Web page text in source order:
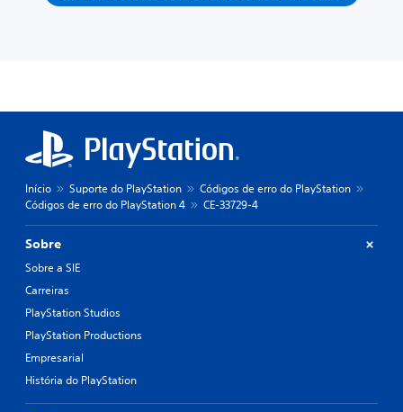
Início Suporte do PlayStation
Códigos de erro do PlayStation
Códigos de erro do PlayStation 4
CE-33729-4
Sobre
Sobre a SIE
Carreiras
PlayStation Studios
PlayStation Productions
Empresarial
História do PlayStation